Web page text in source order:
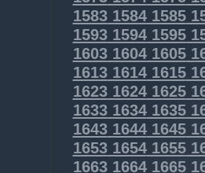
158315841585
159315941595
160316041605
161316141615
162316241625
163316341635
164316441645
165316541655
166316641665